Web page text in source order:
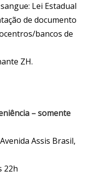
Lei Estadual
de documento
bancos de
ZH.
– somente
Assis Brasil,
22h